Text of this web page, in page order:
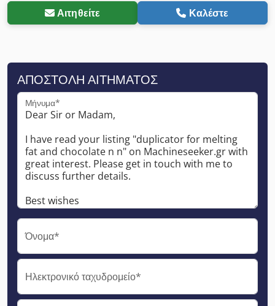
Αιτηθείτε Καλέστε
ΑΠΟΣΤΟΛΉ ΑΙΤΉΜΑΤΟΣ
Μήνυμα*
Όνομα*
Ηλεκτρονικό ταχυδρομείο*